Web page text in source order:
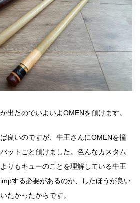
出たのでいよいよOMENを預けます。
良いのですが、牛王さんにOMENを撞
ットごと預けました。色んなカスタム
りもキューのことを理解している牛王
する必要があるのか、したほうが良い
たかったからです。